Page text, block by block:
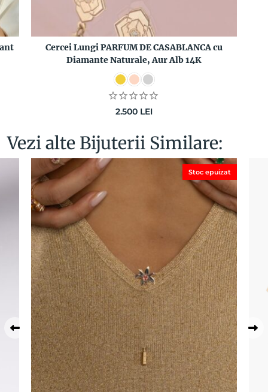
Cercei Lungi PARFUM DE CASABLANCA cu
Diamante Naturale, Aur Alb 14K
2.500 LEI
Vezi alte Bijuterii Similare:
Stoc epuizat